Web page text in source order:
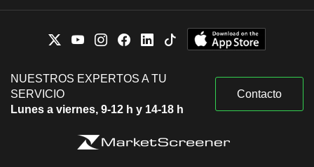
NUESTROS EXPERTOS A TU
SERVICIO
Lunes a viernes, 9-12 h y 14-18 h
Contacto